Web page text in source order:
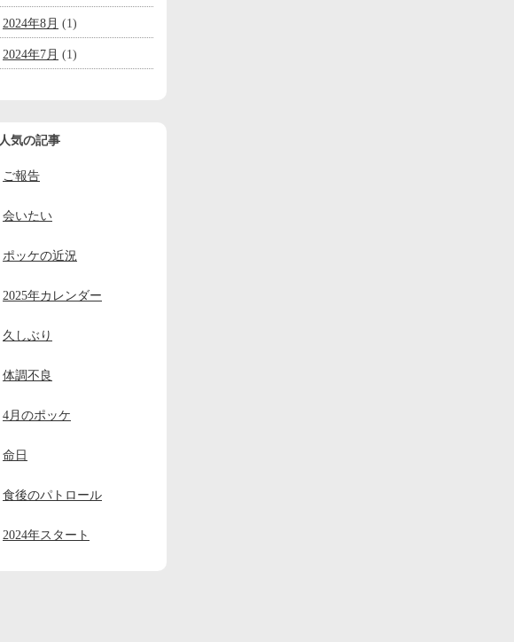
2024年8月 (1)
2024年7月 (1)
2024年4月
2024年3月
2024年2月
2023年11月(2)
2023年10月
2023年6月
2023年5月 (1)
人気の記事
ご報告
会いたい
ポッケの近況
2025年カレンダー
久しぶり
体調不良
4月のポッケ
命日
食後のパトロール
2024年スタート